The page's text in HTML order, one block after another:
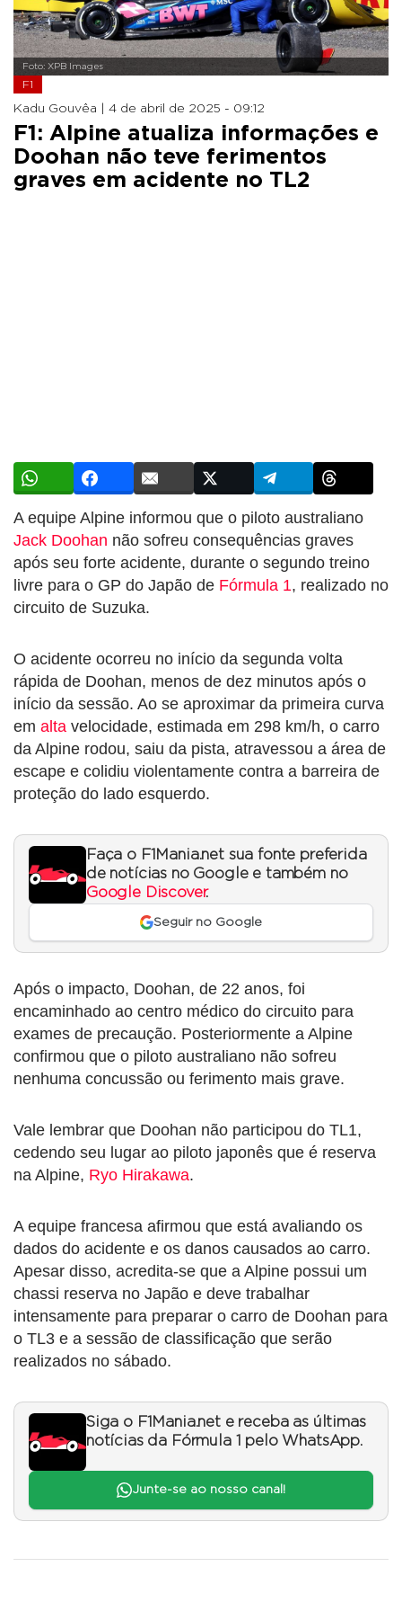
Foto: XPB Images
F1
Kadu Gouvêa | 4 de abril de 2025 - 09:12
F1: Alpine atualiza informações e
Doohan não teve ferimentos
graves em acidente no TL2
A equipe Alpine informou que o piloto australiano
Jack Doohan não sofreu consequências graves
após seu forte acidente, durante o segundo treino
livre para o GP do Japão de Fórmula 1, realizado no
circuito de Suzuka.
O acidente ocorreu no início da segunda volta
rápida de Doohan, menos de dez minutos após o
início da sessão. Ao se aproximar da primeira curva
em alta velocidade, estimada em 298 km/h, o carro
da Alpine rodou, saiu da pista, atravessou a área de
escape e colidiu violentamente contra a barreira de
proteção do lado esquerdo.
Faça o F1Mania.net sua fonte preferida
de notícias no Google e também no
Google Discover.
Seguir no Google
Após o impacto, Doohan, de 22 anos, foi
encaminhado ao centro médico do circuito para
exames de precaução. Posteriormente a Alpine
confirmou que o piloto australiano não sofreu
nenhuma concussão ou ferimento mais grave.
Vale lembrar que Doohan não participou do TL1,
cedendo seu lugar ao piloto japonês que é reserva
na Alpine, Ryo Hirakawa.
A equipe francesa afirmou que está avaliando os
dados do acidente e os danos causados ao carro.
Apesar disso, acredita-se que a Alpine possui um
chassi reserva no Japão e deve trabalhar
intensamente para preparar o carro de Doohan para
o TL3 e a sessão de classificação que serão
realizados no sábado.
Siga o F1Mania.net e receba as últimas
notícias da Fórmula 1 pelo WhatsApp.
Junte-se ao nosso canal!